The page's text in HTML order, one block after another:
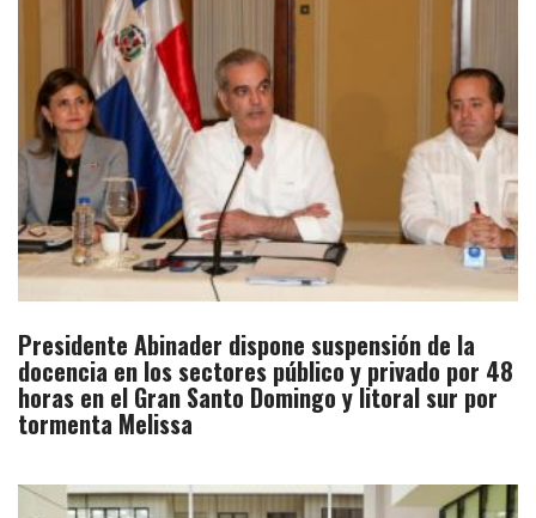
Presidente Abinader dispone suspensión de la
docencia en los sectores público y privado por 48
horas en el Gran Santo Domingo y litoral sur por
tormenta Melissa